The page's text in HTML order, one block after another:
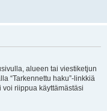
alueen tai viestiketjun
“Tarkennettu haku”-linkkiä
riippua käyttämästäsi